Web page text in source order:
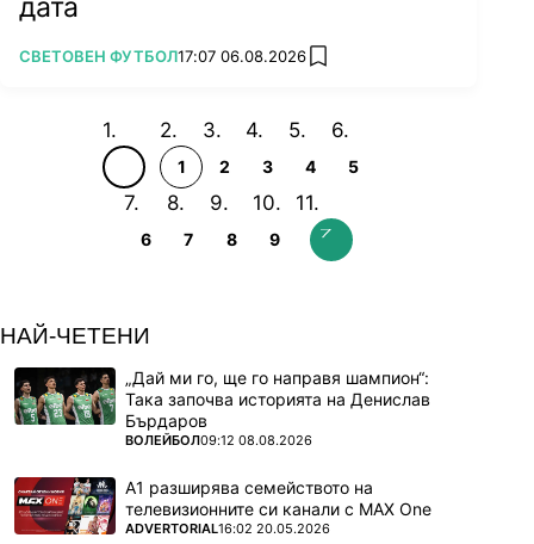
дата
ПОВЕЧЕ ОТ
СВЕТОВЕН ФУТБОЛ17:07 06.08.2026 add favorites
1 2 3 4 5
6 7 8 9
НАЙ-ЧЕТЕНИ
„Дай ми го, ще го направя шампион“:
Така започва историята на Денислав
Бърдаров
ПОВЕЧЕ ОТ
ВОЛЕЙБОЛ09:12 08.08.2026
А1 разширява семейството на
телевизионните си канали с MAX One
ПОВЕЧЕ ОТ
ADVERTORIAL16:02 20.05.2026